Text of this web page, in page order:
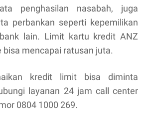
penghasilan nasabah, juga
perbankan seperti kepemilikan
lain. Limit kartu kredit ANZ
bisa mencapai ratusan juta.
kredit limit bisa diminta
layanan 24 jam call center
0804 1000 269.